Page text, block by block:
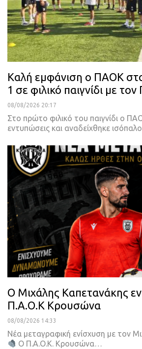
Καλή εμφάνιση ο ΠΑΟΚ
1 σε φιλικό παιγνίδι με
08/08/2026 20:17
Στο πρώτο φιλικό του παιγνίδι ο
εντυπώσεις και αναδείχθηκε
O Mιχάλης Καπετανάκης
Π.Α.Ο.Κ Κρουσώνα
08/08/2026 14:33
Νέα μεταγραφική ενίσχυση με τον
Ο Π.Α.Ο.Κ. Κρουσώνα…